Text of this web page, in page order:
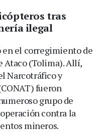
tras
ilegal
en el corregimiento de
Ataco (Tolima). Allí,
Narcotráfico y
fueron
grupo de
contra la
mineros.